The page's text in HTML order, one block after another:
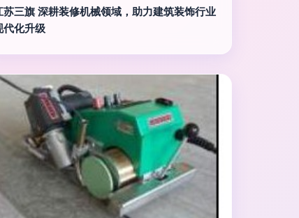
苏三旗 深耕装修机械领域，助力建筑装饰行业
代化升级